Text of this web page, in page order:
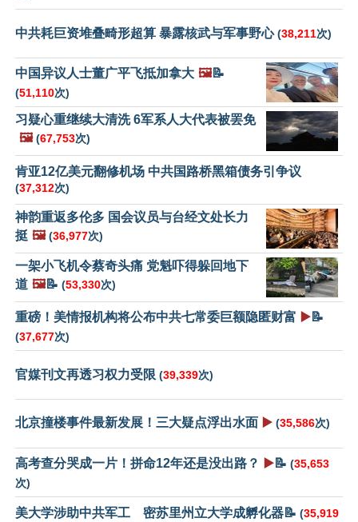
中共耗巨资堆叠畸形超算 暴露核武与军事野心(38,211次)
中国异议人士董广平飞抵加拿大 🖼️📝
(51,110次)
习疑心重继续大清洗 6军系人大代表被罢免
🖼️ (67,753次)
肯亚12亿美元翻修机场 中共国路桥黑箱债务引争议
(37,312次)
神韵重返多伦多 国会议员与台经文处长力
挺 🖼️ (36,977次)
一架小飞机令蔡奇头痛 党魁吓得躲回地下
道 🖼️📝 (53,330次)
重磅！美情报机构将公布中共七常委巨额隐匿财富 ▶️📝
(37,677次)
官媒刊文再透习权力受限 (39,339次)
北京撞楼事件最新发展！三大疑点浮出水面 ▶️ (35,586次)
高考查分哭成一片！拼命12年还是没出路？ ▶️📝 (35,653
次)
美大学涉助中共军工 密苏里州立大学成孵化器📝 (35,919